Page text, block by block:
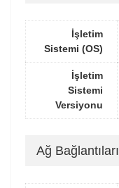
İşletim
Sistemi (OS)
İşletim
Sistemi
Versiyonu
Ağ Bağlantıları